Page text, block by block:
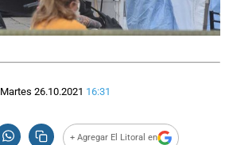
Martes 26.10.2021 16:31
+ Agregar El Litoral en